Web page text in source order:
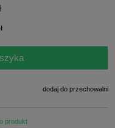
dodaj do przechowalni
produkt